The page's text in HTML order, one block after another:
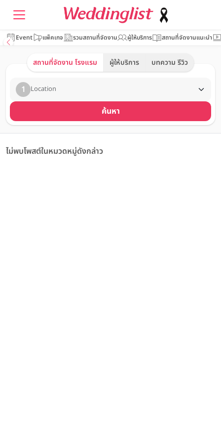
Event แพ็คเกจ รวมสถานที่จัดงาน ผู้ให้บริการ สถานที่จัดงานแนะนำ
สถานที่จัดงาน โรงแรม ผู้ให้บริการ บทความ รีวิว
1 Location
ค้นหา
ไม่พบโพสต์ในหมวดหมู่ดังกล่าว